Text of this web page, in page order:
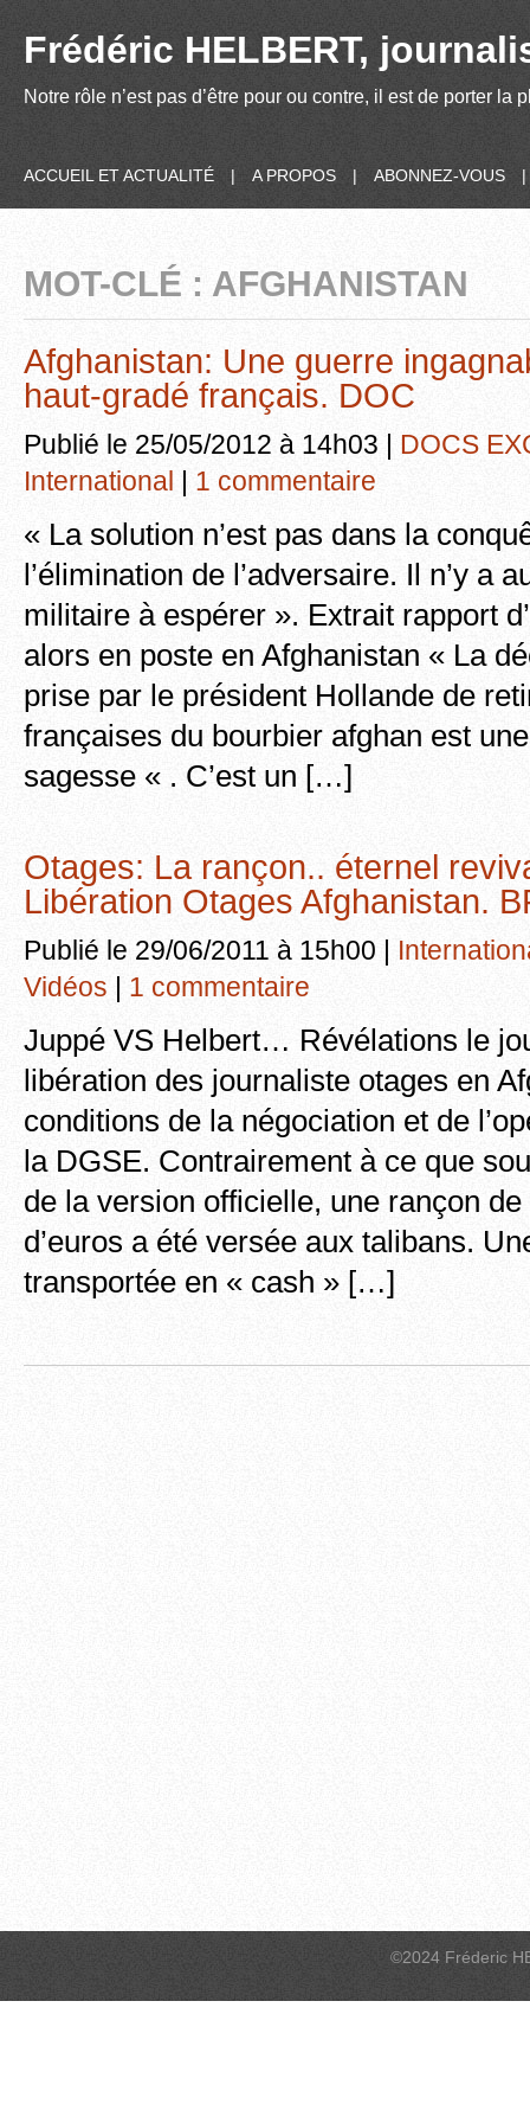
Frédéric HELBERT,
Notre rôle n’est pas d’être pour ou contre, il est de porter
ACCUEIL ET ACTUALITÉ | A PROPOS | ABONNEZ-VOUS |
MOT-CLÉ : AFGHANISTAN
Afghanistan: Une guerre
haut-gradé français. DOC
Publié le 25/05/2012 à 14h03 | DOCS
International | 1 commentaire
« La solution n’est pas dans la
l’élimination de l’adversaire. Il n’y a
militaire à espérer ». Extrait rapport
alors en poste en Afghanistan « La
prise par le président Hollande de
françaises du bourbier afghan est
sagesse « . C’est un […]
Otages: La rançon.. éternel
Libération Otages Afghanistan.
Publié le 29/06/2011 à 15h00 |
Vidéos | 1 commentaire
Juppé VS Helbert… Révélations le
libération des journaliste otages en
conditions de la négociation et de
la DGSE. Contrairement à ce que
de la version officielle, une rançon
d’euros a été versée aux talibans.
transportée en « cash » […]
©2024 Fréderic